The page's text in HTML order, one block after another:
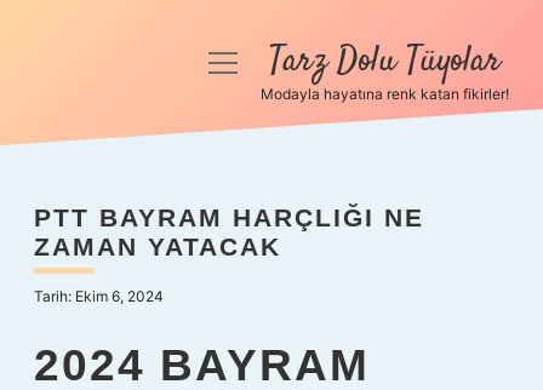
Anasayfa
Yasal Uyarı
Hakkımızda
menüyüTarz Dolu Tüyolar
Modayla hayatına renk katan fikirler!
PTT BAYRAM HARÇLIĞI NE
ZAMAN YATACAK
Tarih: Ekim 6, 2024
2024 BAYRAM